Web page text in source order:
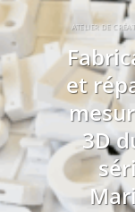
ATELIER DE
et
3D